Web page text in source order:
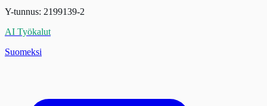
Y-tunnus: 2199139-2
AI Työkalut
Suomeksi